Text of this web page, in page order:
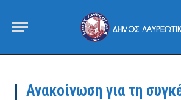
Ανακοίνωση για τη